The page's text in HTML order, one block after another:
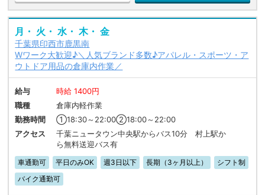
月・ 火・ 水・ 木・ 金
千葉県印西市鹿黒南
Wワーク大歓迎♪＼人気ブランド多数♪アパレル・スポーツ・ア
ウトドア用品の倉庫内作業／
給与
時給 1400円
職種
倉庫内軽作業
勤務時間
①18:30～22:00②18:00～22:00
アクセス
千葉ニュータウン中央駅からバス10分 村上駅か
ら無料送迎バス有
車通勤可 平日のみOK 週3日以下 長期（3ヶ月以上）
シフト制
バイク通勤可